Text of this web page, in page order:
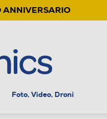
ANNIVERSARIO
Foto, Video, Droni